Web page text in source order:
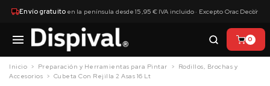
Envío gratuitoen la península desde 15,95 € IVA incluido · Excepto Orac Decor
×
0
Inicio Preparación y Herramientas para Pintar
Rodillos, Brochas y
Accesorios
Cubeta Con Rejilla 2 Asas 16 Lt